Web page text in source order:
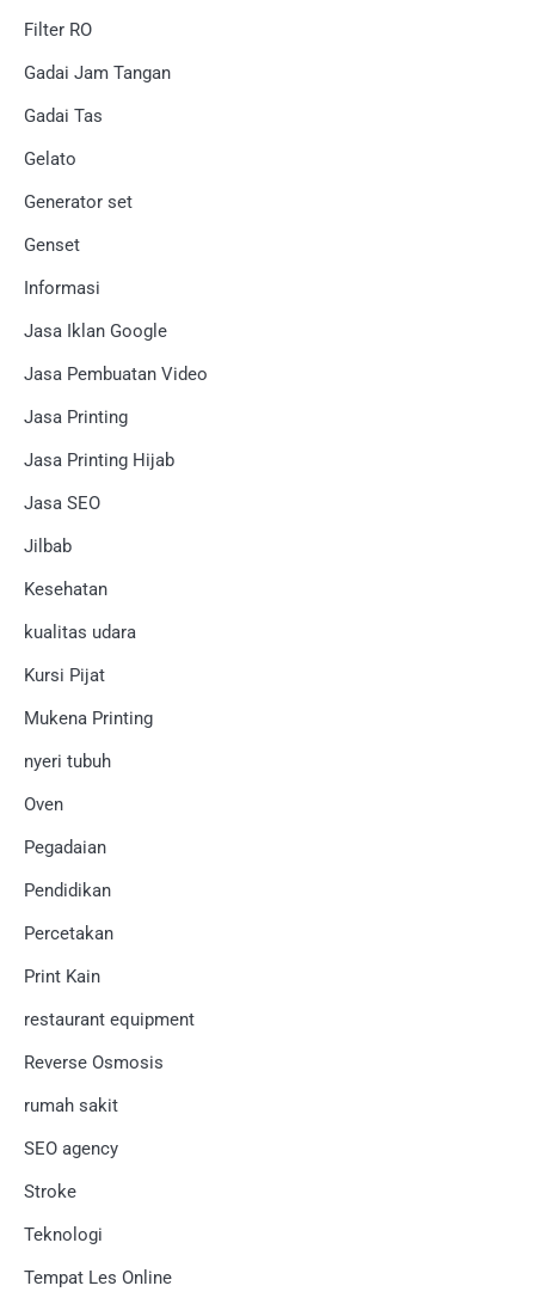
Filter RO
Gadai Jam Tangan
Gadai Tas
Gelato
Generator set
Genset
Informasi
Jasa Iklan Google
Jasa Pembuatan Video
Jasa Printing
Jasa Printing Hijab
Jasa SEO
Jilbab
Kesehatan
kualitas udara
Kursi Pijat
Mukena Printing
nyeri tubuh
Oven
Pegadaian
Pendidikan
Percetakan
Print Kain
restaurant equipment
Reverse Osmosis
rumah sakit
SEO agency
Stroke
Teknologi
Tempat Les Online